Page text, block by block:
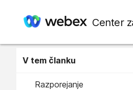
Center
V tem članku
Razporejanje